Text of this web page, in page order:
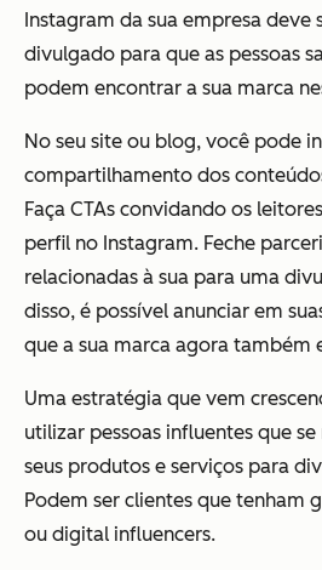
Instagram da sua empresa deve
divulgado para que as pessoas
podem encontrar a sua marca
No seu site ou blog, você pode
compartilhamento dos
Faça CTAs convidando os
perfil no Instagram. Feche
relacionadas à sua para uma
disso, é possível anunciar em
que a sua marca agora também
Uma estratégia que vem
utilizar pessoas influentes que
seus produtos e serviços para
Podem ser clientes que tenham
ou digital influencers.